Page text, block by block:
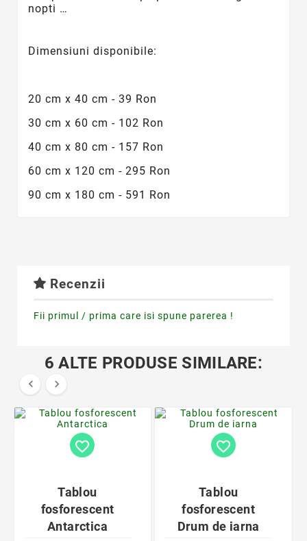
nopti …
Dimensiuni disponibile:
20 cm x 40 cm - 39 Ron
30 cm x 60 cm - 102 Ron
40 cm x 80 cm - 157 Ron
60 cm x 120 cm - 295 Ron
90 cm x 180 cm - 591 Ron
Recenzii
Fii primul / prima care isi spune parerea !
6 ALTE PRODUSE SIMILARE:
 
favorite_border
Tablou
fosforescent
Antarctica
favorite_border
Tablou
fosforescent
Drum de iarna